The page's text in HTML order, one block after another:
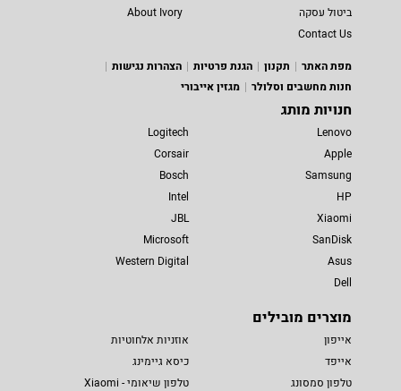
ביטול עסקה
About Ivory
Contact Us
מפת האתר
תקנון הגנת פרטיות
הצהרות נגישות
חנות מחשבים וסלולר
מגזין אייבורי
חנויות מותג
Lenovo
Apple
Samsung
HP
Xiaomi
SanDisk
Asus
Dell
Logitech
Corsair
Bosch
Intel
JBL
Microsoft
Western Digital
מוצרים מובילים
אייפון
אייפד
טלפון סמסונג
אוזניות אלחוטיות
כיסא גיימינג
טלפון שיאומי - Xiaomi